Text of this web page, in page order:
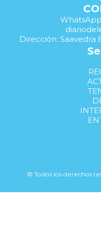
Dirección: Saavedra
© Todos los derechos